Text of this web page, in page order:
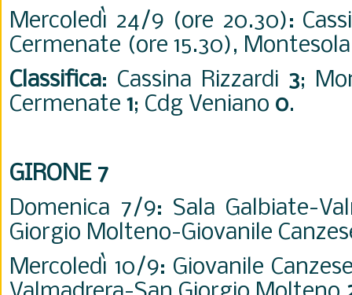
Mercoledì 24/9 (ore 20.30):
Cermenate (ore 15.30),
Classifica: Cassina Rizzardi 3;
Cermenate 1; Cdg Veniano 0.
GIRONE 7
Domenica 7/9: Sala Galbiate-
Giorgio Molteno-Giovanile
Mercoledì 10/9: Giovanile